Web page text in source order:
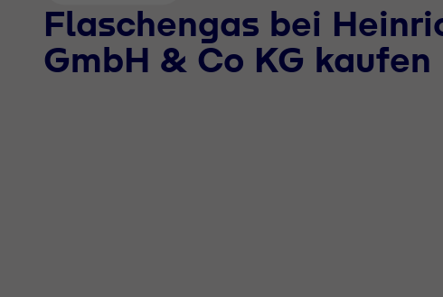
Flaschengas bei
GmbH & Co KG kaufen